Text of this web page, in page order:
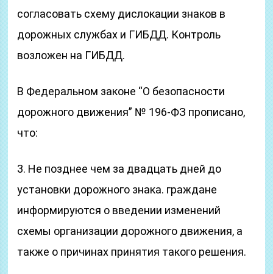
согласовать схему дислокации знаков в
дорожных службах и ГИБДД. Контроль
возложен на ГИБДД.
В Федеральном законе “О безопасности
дорожного движения” № 196-ФЗ прописано,
что:
3. Не позднее чем за двадцать дней до
установки дорожного знака. граждане
информируются о введении изменений
схемы организации дорожного движения, а
также о причинах принятия такого решения.